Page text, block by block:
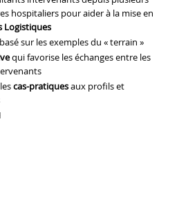
hospitaliers pour aider à la mise en
Logistiques
sur les exemples du « terrain »
qui favorise les échanges entre les
cas-pratiquesaux profils et